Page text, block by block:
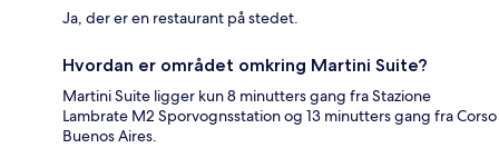
Ja, der er en restaurant på stedet.
Hvordan er området omkring Martini Suite?
Martini Suite ligger kun 8 minutters gang fra Stazione
Lambrate M2 Sporvognsstation og 13 minutters gang fra Corso
Buenos Aires.